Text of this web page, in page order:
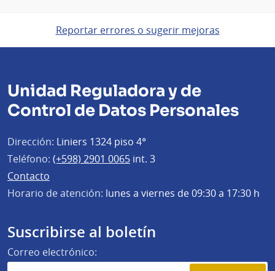
Reportar errores o sugerir mejoras
Unidad Reguladora y de
Control de Datos Personales
Dirección: Liniers 1324 piso 4°
Teléfono: (+598) 2901 0065 int. 3
Contacto
Horario de atención: lunes a viernes de 09:30 a 17:30 h
Suscribirse al boletín
Correo electrónico: